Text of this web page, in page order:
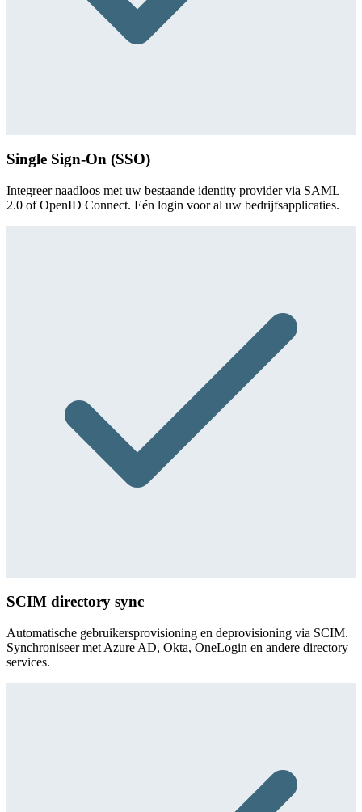
Single Sign-On (SSO)
Integreer naadloos met uw bestaande identity provider via SAML
2.0 of OpenID Connect. Eén login voor al uw bedrijfsapplicaties.
SCIM directory sync
Automatische gebruikersprovisioning en deprovisioning via SCIM.
Synchroniseer met Azure AD, Okta, OneLogin en andere directory
services.